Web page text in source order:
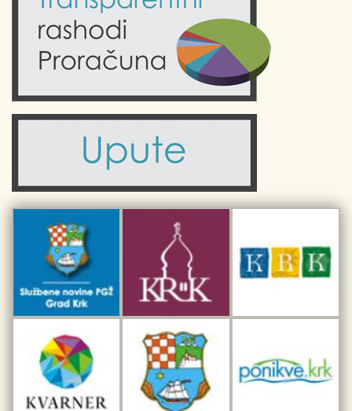
Obrazovanje
Komunalne usluge
Civilni sektor (arhiva udruga)
Sport i rekreacija
Fotogalerije
Kalendar događanja
Turistička zajednica otoka Krka
Kulturno-turistička ruta Putovima Frankopana
Dar iz Krka
Interpretacijski centar pomorske baštine